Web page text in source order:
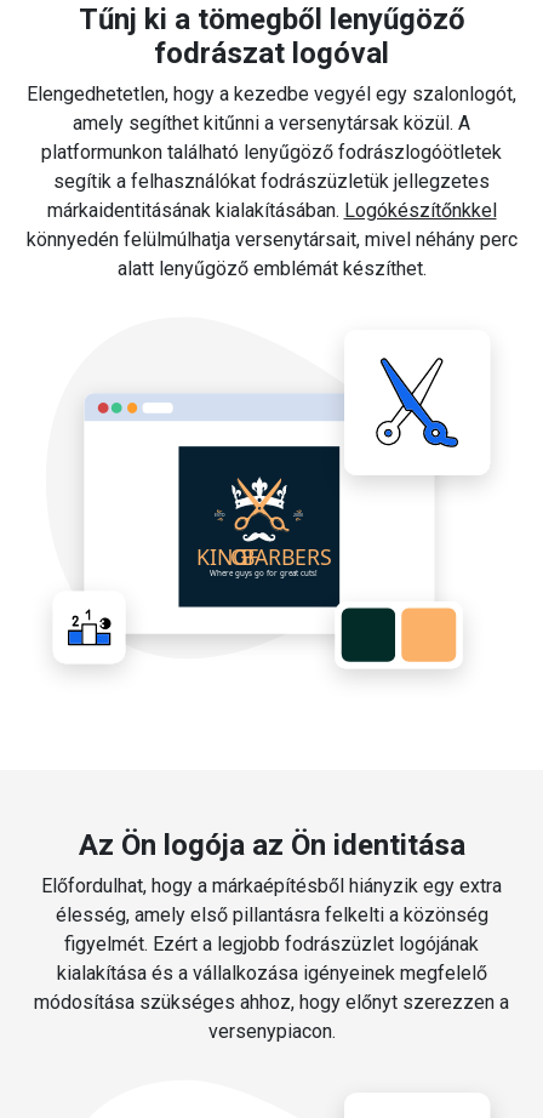
Tűnj ki a tömegből lenyűgöző
fodrászat logóval
Elengedhetetlen, hogy a kezedbe vegyél egy szalonlogót,
amely segíthet kitűnni a versenytársak közül. A
platformunkon található lenyűgöző fodrászlogóötletek
segítik a felhasználókat fodrászüzletük jellegzetes
márkaidentitásának kialakításában. Logókészítőnkkel
könnyedén felülmúlhatja versenytársait, mivel néhány perc
alatt lenyűgöző emblémát készíthet.
Az Ön logója az Ön identitása
Előfordulhat, hogy a márkaépítésből hiányzik egy extra
élesség, amely első pillantásra felkelti a közönség
figyelmét. Ezért a legjobb fodrászüzlet logójának
kialakítása és a vállalkozása igényeinek megfelelő
módosítása szükséges ahhoz, hogy előnyt szerezzen a
versenypiacon.